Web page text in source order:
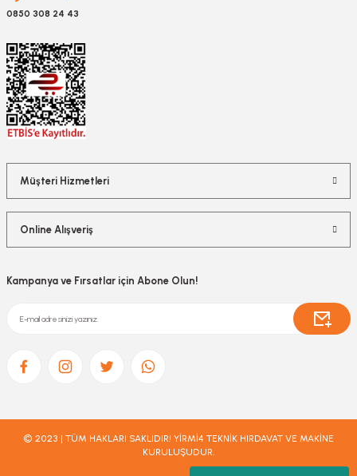
0850 308 24 43
Müşteri Hizmetleri
Online Alışveriş
Kampanya ve Fırsatlar için Abone Olun!
© 2023 | TÜM HAKLARI SAKLIDIR! YİRMİ4 TEKNİK HIRDAVAT VE MAKİNE
KURULUŞUDUR.